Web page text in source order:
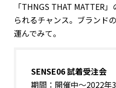
「THNGS THAT MATTER
られるチャンス。ブランド
運んでみて。
SENSE06 試着受注会
期間：開催中～2022年3